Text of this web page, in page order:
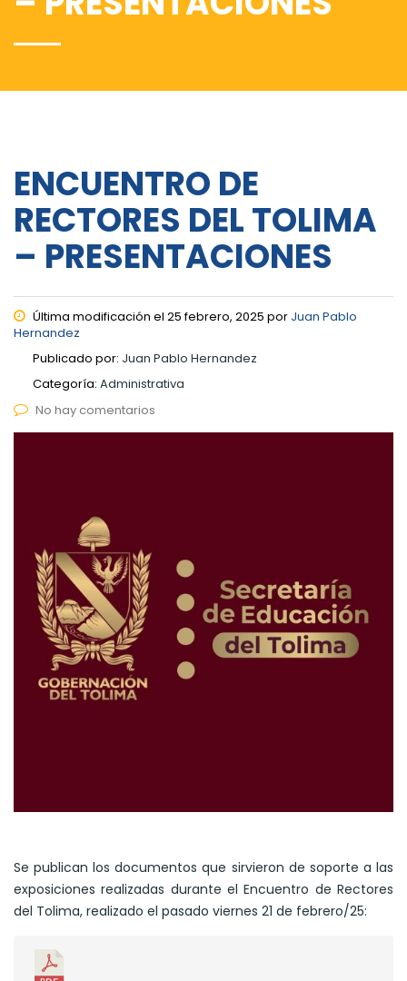
ENCUENTRO DE
RECTORES DEL TOLIMA
– PRESENTACIONES
Última modificación el 25 febrero, 2025 por Juan Pablo
Hernandez
Publicado por: Juan Pablo Hernandez
Categoría: Administrativa
No hay comentarios
Se publican los documentos que sirvieron de soporte a las
exposiciones realizadas durante el Encuentro de Rectores
del Tolima, realizado el pasado viernes 21 de febrero/25: